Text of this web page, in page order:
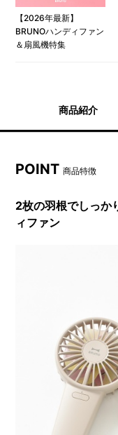
【2026年最新】
BRUNOハンディファン
＆扇風機特集
商品紹介
POINT商品特徴
2枚の羽根でしっか
ィファン